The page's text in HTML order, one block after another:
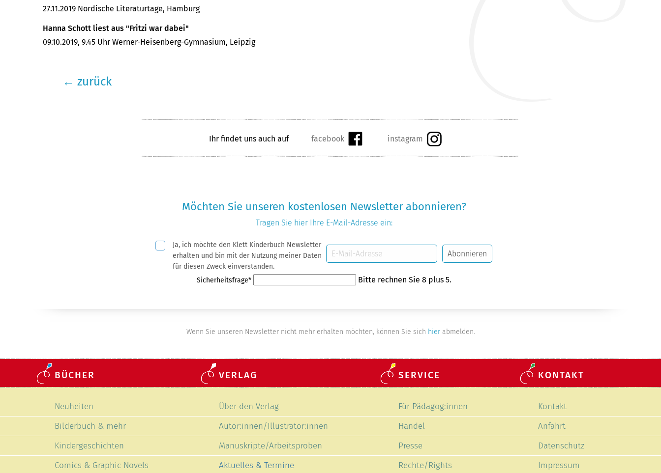
27.11.2019 Nordische Literaturtage, Hamburg
Hanna Schott liest aus "Fritzi war dabei"
09.10.2019, 9.45 Uhr Werner-Heisenberg-Gymnasium, Leipzig
← zurück
Ihr findet uns auch auf
Möchten Sie unseren kostenlosen Newsletter abonnieren?
Tragen Sie hier Ihre E-Mail-Adresse ein:
PflichtfeldJa, ich möchte den Klett Kinderbuch Newsletter
erhalten und bin mit der Nutzung meiner Daten
für diesen Zweck einverstanden.
Mail-
Abonnieren
Pflichtfeld
Sicherheitsfrage* Bitte rechnen Sie 8 plus 5.
Wenn Sie unseren Newsletter nicht mehr erhalten möchten, können Sie sich hierabmelden.
BÜCHER
überspringen
Neuheiten
Bilderbuch & mehr
Kindergeschichten
Comics & Graphic Novels
VERLAG
überspringen
Über den Verlag
Autor:innen/Illustrator:innen
Manuskripte/Arbeitsproben
Aktuelles & Termine
SERVICE
überspringen
Für Pädagog:innen
Handel
Presse
Rechte/Rights
KONTAKT
überspringen
Kontakt
Anfahrt
Datenschutz
Impressum